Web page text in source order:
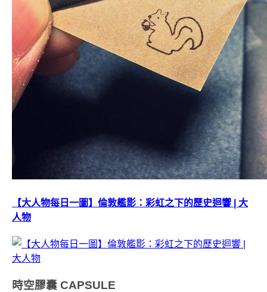
【大人物每日一圖】倫敦艦影：彩虹之下的歷史迴響 | 大
人物
時空膠囊 CAPSULE